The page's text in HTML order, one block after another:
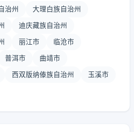
治州 大理白族自治州
迪庆藏族自治州
丽江市 临沧市
普洱市 曲靖市
西双版纳傣族自治州 玉溪市